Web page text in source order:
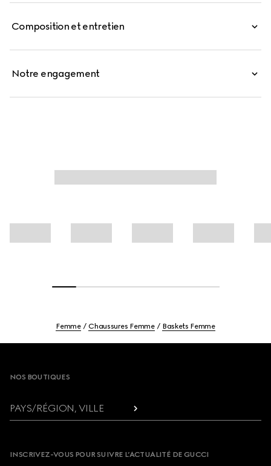
Composition et entretien
Notre engagement
Femme Chaussures Femme Baskets Femme
NOS BOUTIQUES
PAYS/RÉGION, VILLE
INSCRIVEZ-VOUS POUR SUIVRE L’ACTUALITÉ DE GUCCI